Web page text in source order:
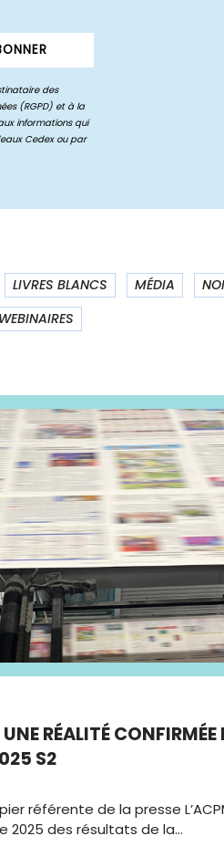
LIVRES BLANCS MÉDIA
RÉALITÉ CONFIRMÉE
S2
référente de la presse
2025 des résultats de la…